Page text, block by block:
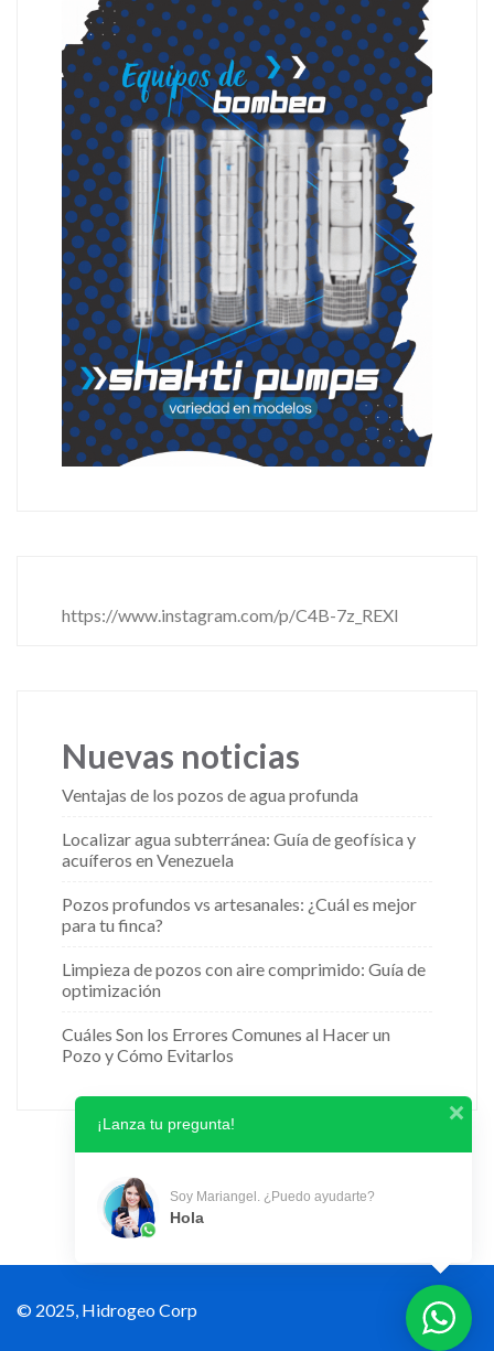
https://www.instagram.com/p/C4B-7z_REXl
Nuevas noticias
Ventajas de los pozos de agua profunda
Localizar agua subterránea: Guía de geofísica y
acuíferos en Venezuela
Pozos profundos vs artesanales: ¿Cuál es mejor
para tu finca?
Limpieza de pozos con aire comprimido: Guía de
optimización
Cuáles Son los Errores Comunes al Hacer un
Pozo y Cómo Evitarlos
© 2025, Hidrogeo Corp
¡Lanza tu pregunta!
Soy Mariangel. ¿Puedo ayudarte?
Hola